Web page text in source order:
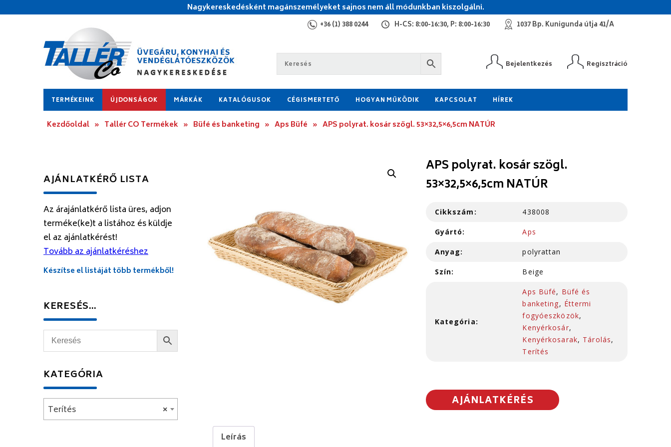
Nagykereskedésként magánszemélyeket sajnos nem áll módunkban kiszolgálni.
+36 (1) 388 0244 H-CS: 8:00-16:30, P: 8:00-16:30 1037 Bp. Kunigunda útja 41/A
Bejelentkezés Regisztráció
TERMÉKEINK ÚJDONSÁGOK MÁRKÁK KATALÓGUSOK CÉGISMERTETŐ HOGYAN MŰKÖDIK KAPCSOLAT HÍREK
Kezdőoldal » Tallér CO Termékek » Büfé és banketing » Aps Büfé » APS polyrat. kosár szögl. 53×32,5×6,5cm NATÚR
APS polyrat. kosár szögl.
53×32,5×6,5cm NATÚR
Cikkszám: 438008
Gyártó: Aps
Anyag: polyrattan
Szín: Beige
Kategória:
Aps Büfé, Büfé és
banketing, Éttermi
fogyóeszközök,
Kenyérkosár,
Kenyérkosarak, Tárolás,
Terítés
AJÁNLATKÉRÉS
Leírás
AJÁNLATKÉRŐ LISTA
Az árajánlatkérő lista üres, adjon
terméke(ke)t a listához és küldje
el az ajánlatkérést!
Tovább az ajánlatkéréshez
Készítse el listáját több termékből!
KERESÉS…
KATEGÓRIA
×
Terítés